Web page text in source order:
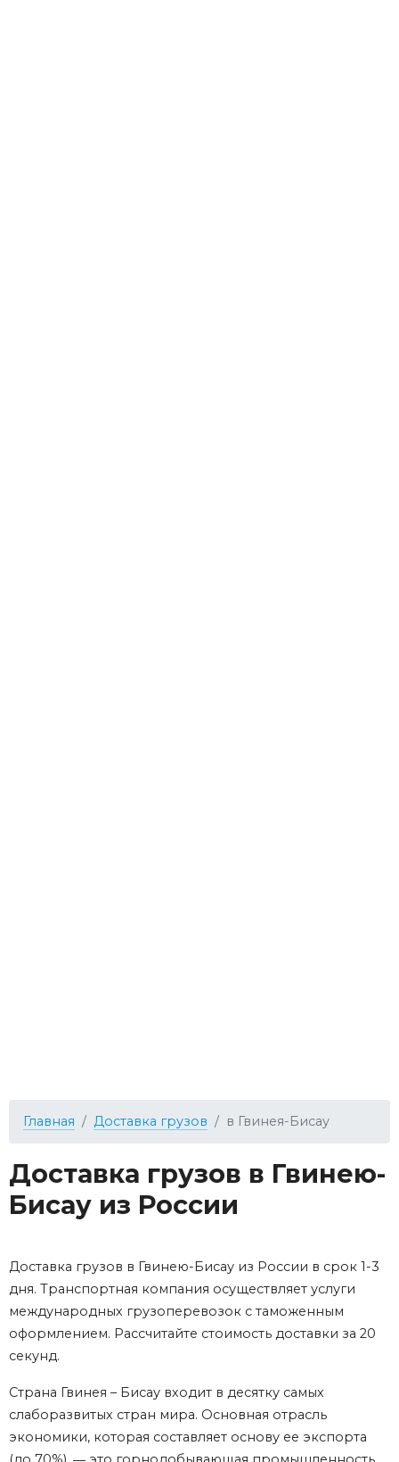
Главная Доставка грузов в Гвинея-Бисау
Доставка грузов в Гвинею-
Бисау из России
Доставка грузов в Гвинею-Бисау из России в срок 1-3
дня. Транспортная компания осуществляет услуги
международных грузоперевозок с таможенным
оформлением. Рассчитайте стоимость доставки за 20
секунд.
Страна Гвинея – Бисау входит в десятку самых
слаборазвитых стран мира. Основная отрасль
экономики, которая составляет основу ее экспорта